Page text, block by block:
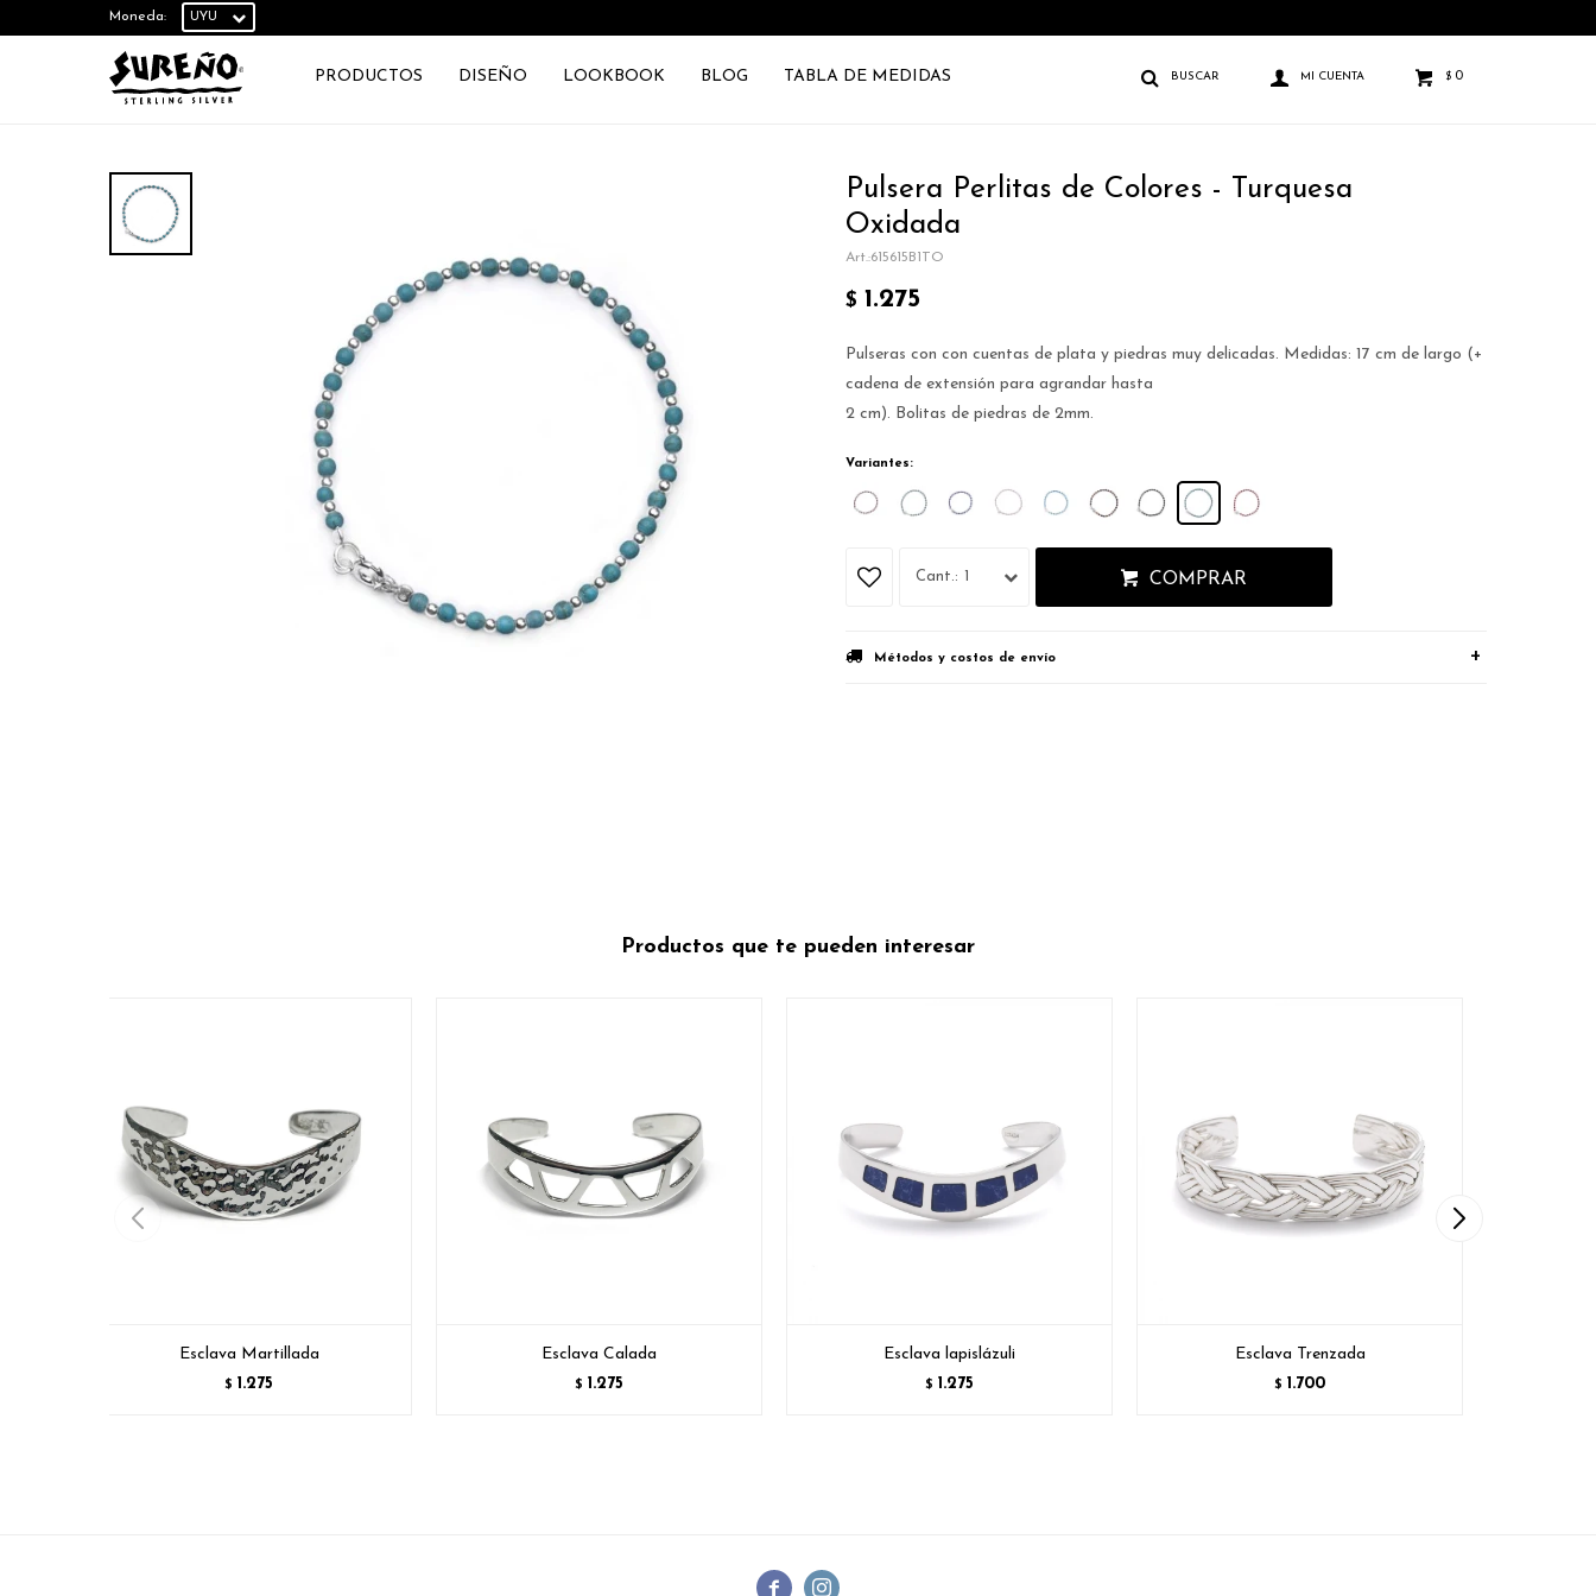
PRODUCTOS DISEÑO LOOKBOOK BLOG TABLA DE MEDIDAS $ 0
Moneda:
Pulsera Perlitas de Colores - Turquesa
Oxidada
615615B1TO
$ 1.275
Pulseras con con cuentas de plata y piedras muy delicadas. Medidas: 17 cm de largo (+
cadena de extensión para agrandar hasta
2 cm). Bolitas de piedras de 2mm.
Variantes:
1 COMPRAR
Métodos y costos de envío
Productos que te pueden interesar
Esclava Martillada
$ 1.275
Esclava Calada
$ 1.275
Esclava lapislázuli
$ 1.275
Esclava Trenzada
$ 1.700
 